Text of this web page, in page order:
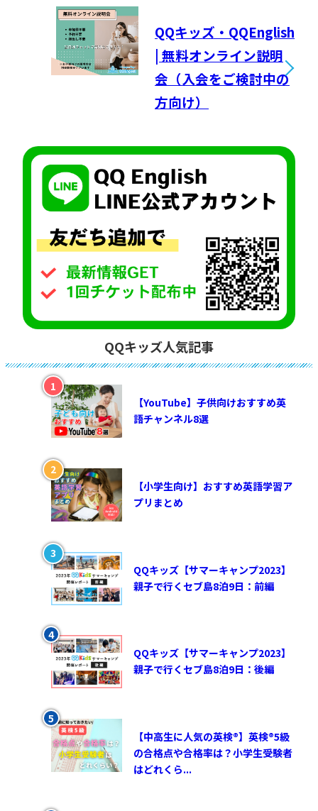
QQキッズ・QQEnglish
| 無料オンライン説明
会（入会をご検討中の
方向け）
QQキッズ人気記事
【YouTube】子供向けおすすめ英
語チャンネル8選
【小学生向け】おすすめ英語学習ア
プリまとめ
QQキッズ【サマーキャンプ2023】
親子で行くセブ島8泊9日：前編
QQキッズ【サマーキャンプ2023】
親子で行くセブ島8泊9日：後編
【中高生に人気の英検®︎】英検®︎5級
の合格点や合格率は？小学生受験者
はどれくら...